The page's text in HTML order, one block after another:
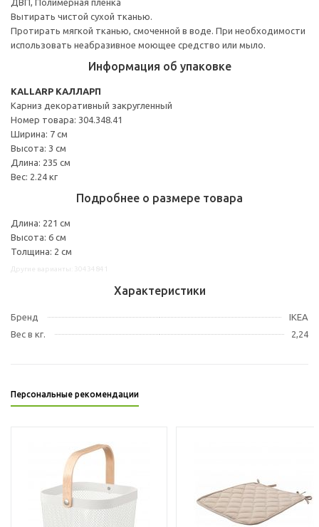
Вытирать чистой сухой тканью.
Протирать мягкой тканью, смоченной в воде. При необходимости
использовать неабразивное моющее средство или мыло.
Информация об упаковке
KALLARP КАЛЛАРП
Карниз декоративный закругленный
Номер товара: 304.348.41
Ширина: 7 см
Высота: 3 см
Длина: 235 см
Вес: 2.24 кг
Подробнее о размере товара
Длина: 221 см
Высота: 6 см
Толщина: 2 см
Характеристики
Бренд
IKEA
Вес в кг.
2,24
Персональные рекомендации